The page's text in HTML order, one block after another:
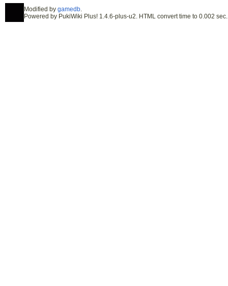
Modified by gamedb.
Powered by PukiWiki Plus! 1.4.6-plus-u2. HTML convert time to 0.002 sec.